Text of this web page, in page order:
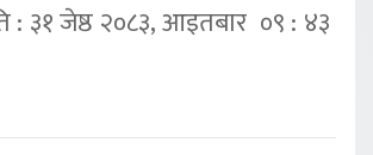
: ३१ जेष्ठ २०८३, आइतबार ०९ : ४३